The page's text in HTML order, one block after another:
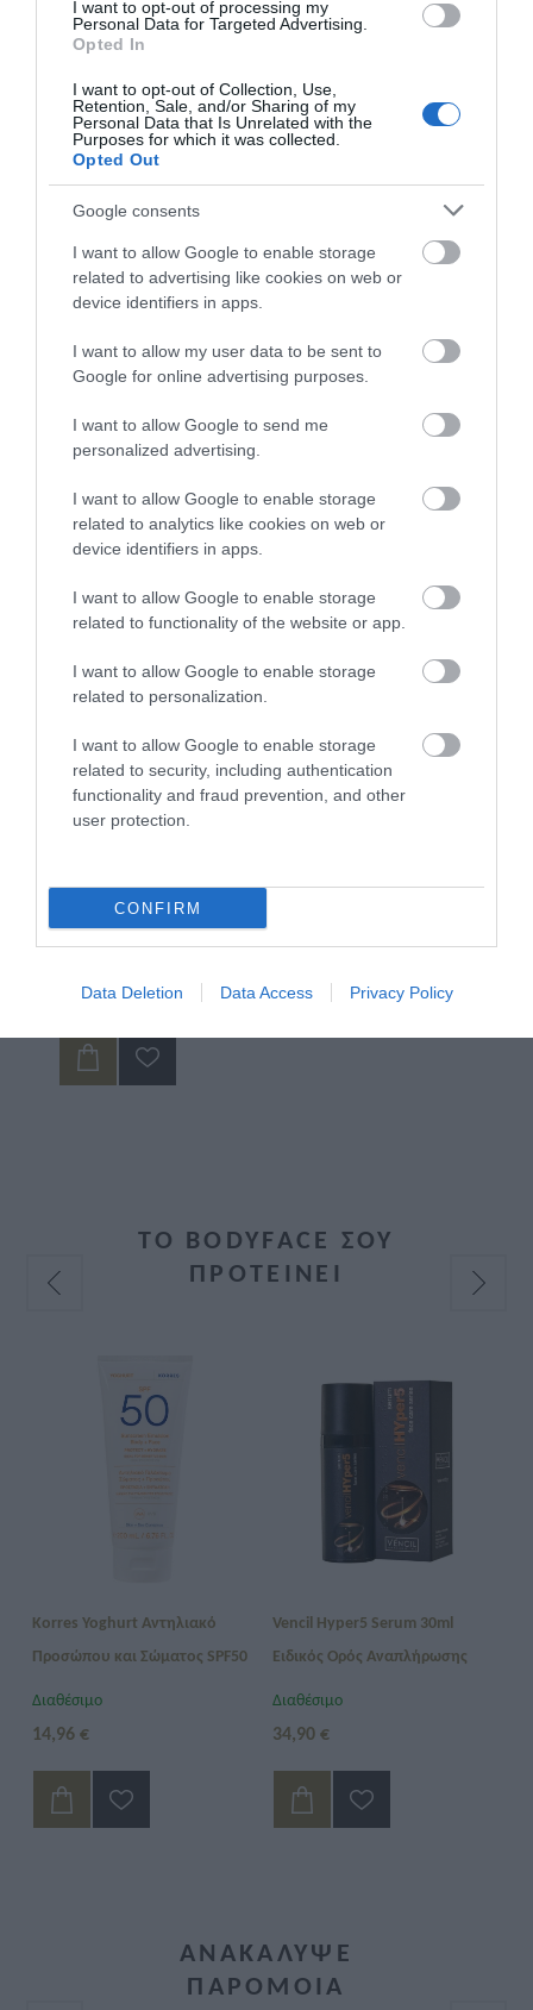
I want to opt-out of processing my
Personal Data for Targeted Advertising.
Opted In
I want to opt-out of Collection, Use,
Retention, Sale, and/or Sharing of my
Personal Data that Is Unrelated with the
Purposes for which it was collected.
Opted Out
Google consents
I want to allow Google to enable storage
related to advertising like cookies on web or
device identifiers in apps.
I want to allow my user data to be sent to
Google for online advertising purposes.
I want to allow Google to send me
personalized advertising.
I want to allow Google to enable storage
related to analytics like cookies on web or
device identifiers in apps.
I want to allow Google to enable storage
related to functionality of the website or app.
I want to allow Google to enable storage
related to personalization.
I want to allow Google to enable storage
related to security, including authentication
functionality and fraud prevention, and other
user protection.
CONFIRM
Data Deletion Data Access Privacy Policy
2. Μετρήστε την περιφέρεια της κνήμης λίγο κάτω από το γόνατο
3. Μετρήστε την περιφέρεια στο άνω τμήμα του μηρού 5 cm κάτω από
Αντενδείξεις
Σηπτική φλεβίτιδα του ποδιού.
Phlegmasia cerulea dolens or milk leg (λευκή επώδυνη φλεγμονή).
Μη ελεγχόμενη καρδιακή ανεπάρκεια.
ΣΧΕΤΙΚΆ ΠΡΟΪΌΝΤΑ
20,35 €
ΤΟ BODYFACE ΣΟΥ
ΠΡΟΤΕΙΝΕΙ
Korres Yoghurt Αντηλιακό
Προσώπου και Σώματος SPF50
200ml
Διαθέσιμο
14,96 €
Vencil Hyper5 Serum 30ml
Ειδικός Ορός Αναπλήρωσης
Όγκου
Διαθέσιμο
34,90 €
ΑΝΑΚΆΛΥΨΕ
ΠΑΡΌΜΟΙΑ